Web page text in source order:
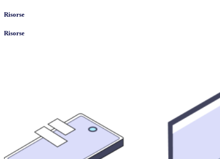
Risorse
Risorse